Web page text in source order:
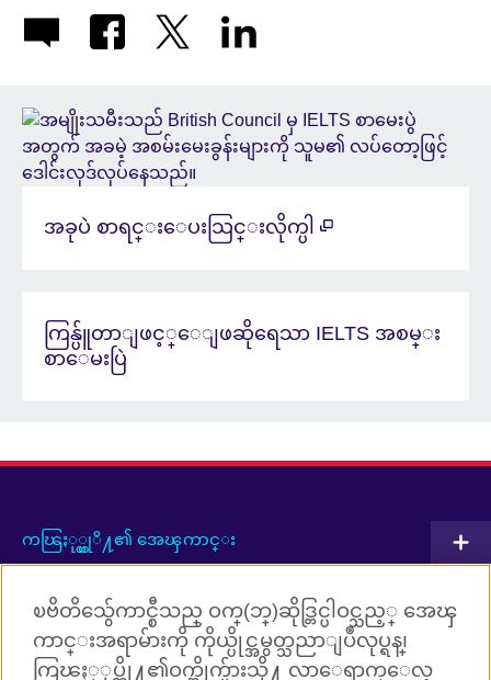
အခုပဲ စာရင္းေပးသြင္းလိုက္ပါ
ကြန္ပ်ူတာျဖင့္‌ေျဖဆိုရေသာ IELTS အစမ္း
စာေမးပြဲ
ကၽြႏု္ပ္တုိ႔၏ အေၾကာင္း
အဂၤလိပ္ဘာသာစကားသင္ၾကားျခင္း
ၿဗိတိသွ်ေကာင္စီသည္ ဝက္(ဘ္)ဆိုဒ္တြင္ပါဝင္သည့္ အေၾ
ကာင္းအရာမ်ားကို ကိုယ္ပိုင္အမွတ္သညာျပဳလုပ္ရန္၊
ကြၽႏ္ုပ္တို႔၏ဝက္ဘ္ဆိုက္မ်ားသို႔ လာေရာက္ေလ့